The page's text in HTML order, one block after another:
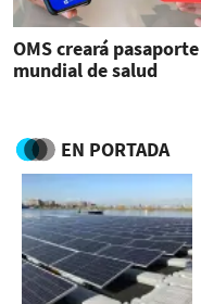
OMS creará pasaporte
mundial de salud
EN PORTADA